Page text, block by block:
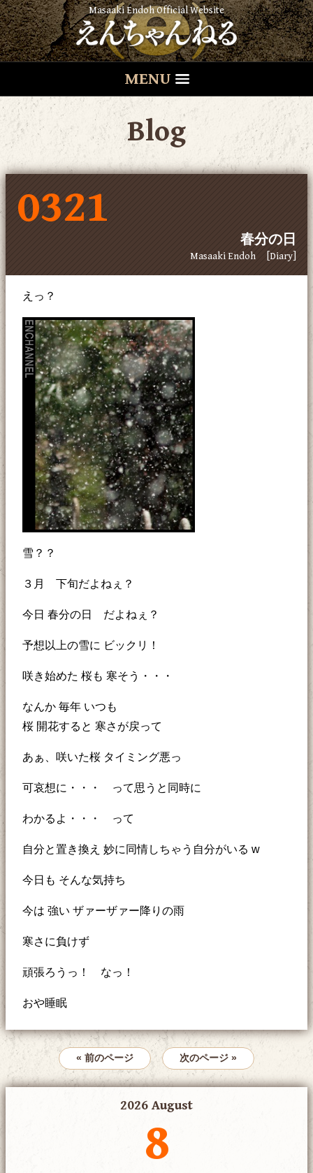
Masaaki Endoh Official Website
MENU
Blog
0321
春分の日
Masaaki Endoh [Diary]
えっ？
雪？？
３月 下旬だよねぇ？
今日 春分の日 だよねぇ？
予想以上の雪に ビックリ！
咲き始めた 桜も 寒そう・・・
なんか 毎年 いつも
桜 開花すると 寒さが戻って
あぁ、咲いた桜 タイミング悪っ
可哀想に・・・ って思うと同時に
わかるよ・・・ って
自分と置き換え 妙に同情しちゃう自分がいる w
今日も そんな気持ち
今は 強い ザァーザァー降りの雨
寒さに負けず
頑張ろうっ！ なっ！
おや睡眠
« 前のページ 次のページ »
2026 August
8